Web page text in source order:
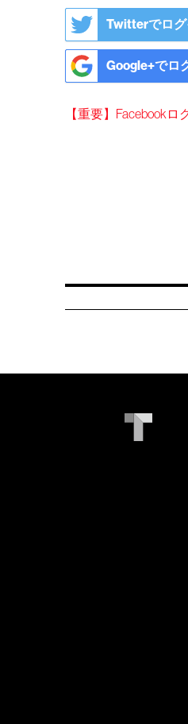
Twitterでロ
Google+でロ
【重要】Facebook